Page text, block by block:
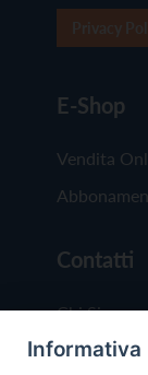
E-Shop
Vendita
Contatti
Chi Siamo
Redazione
Informativa